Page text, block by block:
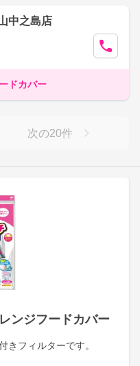
ンジフードカバー
きフィルターです。
中之島店
ドカバー
次の20件